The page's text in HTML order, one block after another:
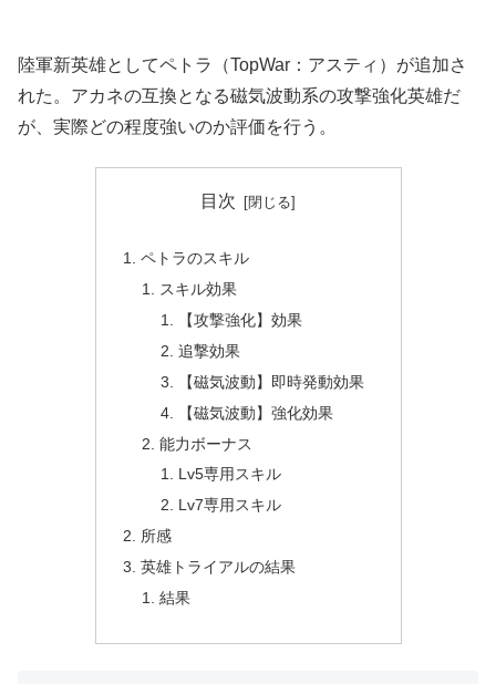
陸軍新英雄としてペトラ（TopWar：アスティ）が追加さ
れた。アカネの互換となる磁気波動系の攻撃強化英雄だ
が、実際どの程度強いのか評価を行う。
目次
ペトラのスキル
スキル効果
【攻撃強化】効果
追撃効果
【磁気波動】即時発動効果
【磁気波動】強化効果
能力ボーナス
Lv5専用スキル
Lv7専用スキル
所感
英雄トライアルの結果
結果